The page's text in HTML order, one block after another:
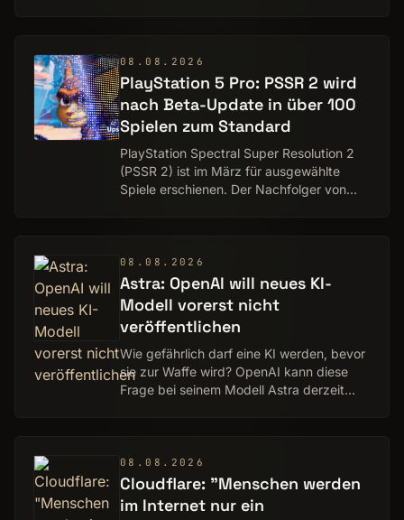
08.08.2026
PlayStation 5 Pro: PSSR 2 wird
nach Beta-Update in über 100
Spielen zum Standard
PlayStation Spectral Super Resolution 2
(PSSR 2) ist im März für ausgewählte
Spiele erschienen. Der Nachfolger von
08.08.2026
Astra: OpenAI will neues KI-
Modell vorerst nicht
veröffentlichen
Wie gefährlich darf eine KI werden, bevor
sie zur Waffe wird? OpenAI kann diese
Frage bei seinem Modell Astra derzeit
08.08.2026
Cloudflare: "Menschen werden
im Internet nur ein